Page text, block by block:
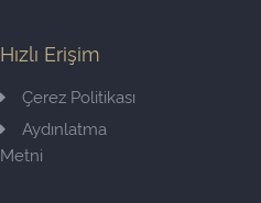
Hızlı Erişim
Çerez Politikası
Aydınlatma
Metni